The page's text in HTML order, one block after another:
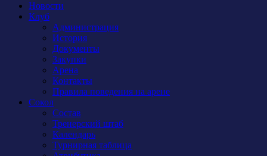
Новости
Клуб
Администрация
История
Документы
Закупки
Арена
Контакты
Правила поведения на арене
Сокол
Состав
Тренерский штаб
Календарь
Турнирная таблица